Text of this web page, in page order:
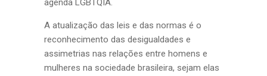
agenda LGBTQIA.
A atualização das leis e das normas é o
reconhecimento das desigualdades e
assimetrias nas relações entre homens e
mulheres na sociedade brasileira, sejam elas